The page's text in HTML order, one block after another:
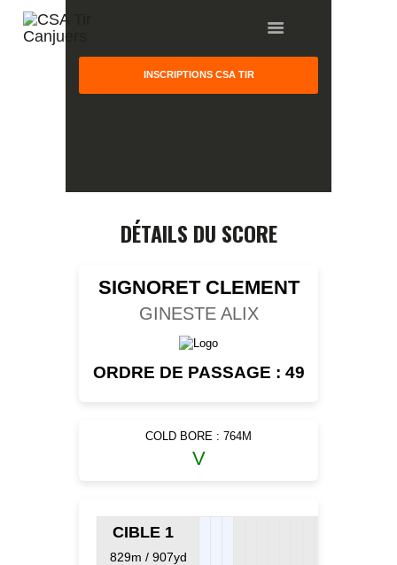
INSCRIPTIONS CSA TIR
GALLERY
COMPETITION
TEAM CANJUERS
DÉTAILS DU SCORE
SIGNORET CLEMENT
GINESTE ALIX
ORDRE DE PASSAGE : 49
COLD BORE : 764M
V
CIBLE 1
829m / 907yd